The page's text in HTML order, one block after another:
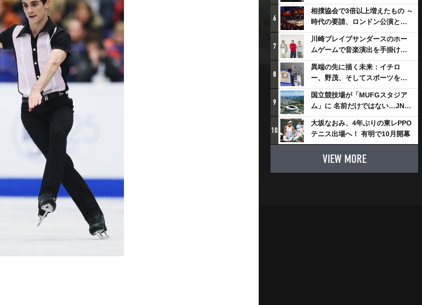
る～
6
相撲協会で3倍以上増えたもの ～
時代の要請、ロンドン公演と古
式大相撲
7
川崎ブレイブサンダースのホー
ムゲームで音楽演出を手掛ける
スチャダラパーが川崎新！アリ
ーナシティ・プロジェクトを語
る 「楽しみでしかないでしょ。
川崎は、ずっと成長曲線だか
ら」
8
異端の先に描く未来：イチロ
ー、野茂、そしてスポーツを支
える科学界の挑戦
9
国立競技場が「MUFGスタジア
ム」に 名前だけではない…JNSE
とMUFGが“共創”し描く地域活
性化・社会価値創造の近未来図
とは
10
大坂なおみ、4年ぶりの東レPPO
テニス出場へ！ 有明で10月開幕
VIEW MORE